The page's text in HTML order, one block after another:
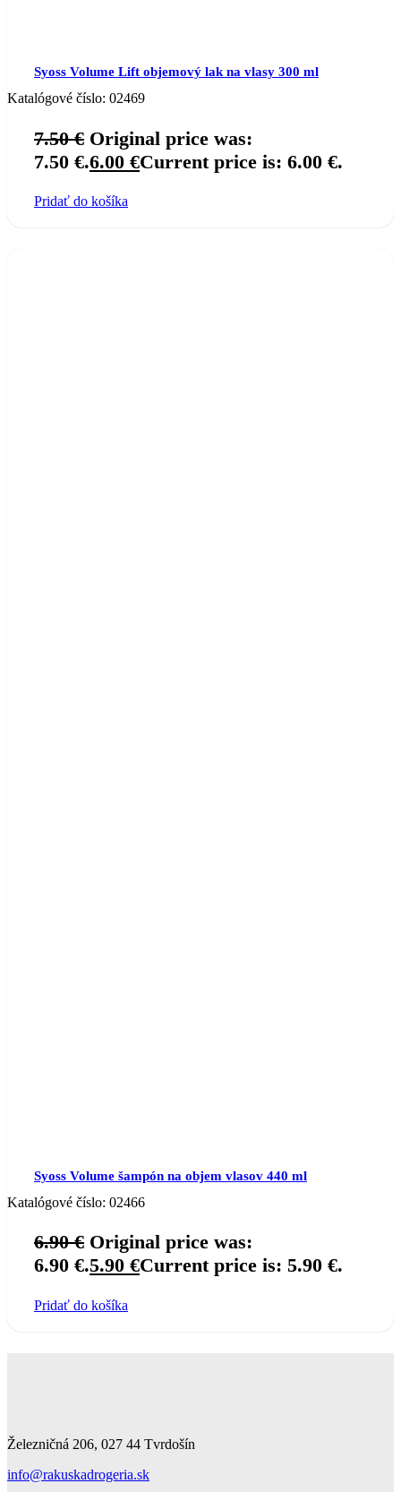
Syoss Volume Lift objemový lak na vlasy 300 ml
Katalógové číslo: 02469
7.50€ Original price was:
7.50 €.6.00 €Current price is: 6.00 €.
Pridať do košíka
Syoss Volume šampón na objem vlasov 440 ml
Katalógové číslo: 02466
6.90€ Original price was:
6.90 €.5.90 €Current price is: 5.90 €.
Pridať do košíka
Železničná 206, 027 44 Tvrdošín
info@rakuskadrogeria.sk